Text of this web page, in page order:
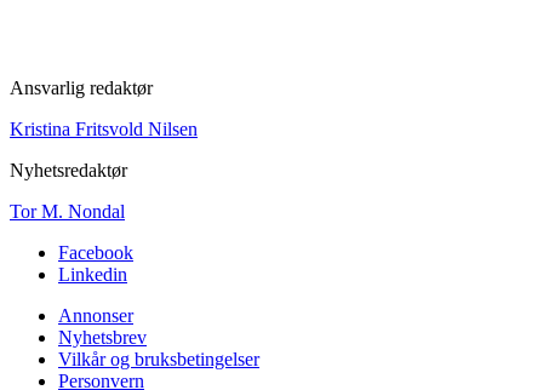
Ansvarlig redaktør
Kristina Fritsvold Nilsen
Nyhetsredaktør
Tor M. Nondal
Facebook
Linkedin
Annonser
Nyhetsbrev
Vilkår og bruksbetingelser
Personvern